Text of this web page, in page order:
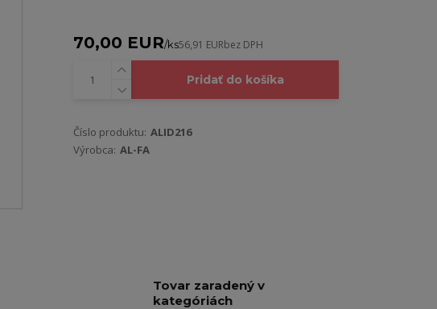
70,00 EUR/ks56,91 EURbez DPH
Pridať do košíka
Číslo produktu: ALID216
Výrobca: AL-FA
Tovar zaradený v
kategóriách